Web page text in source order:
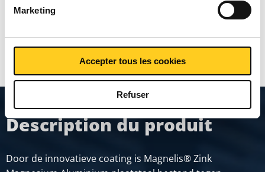
Marketing
Accepter tous les cookies
Refuser
MONTRER PLUS
Description du produit
Door de innovatieve coating is Magnelis® Zink